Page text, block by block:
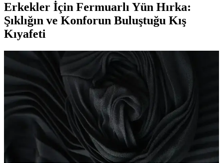
Erkekler İçin Fermuarlı Yün Hırka:
Şıklığın ve Konforun Buluştuğu Kış
Kıyafeti